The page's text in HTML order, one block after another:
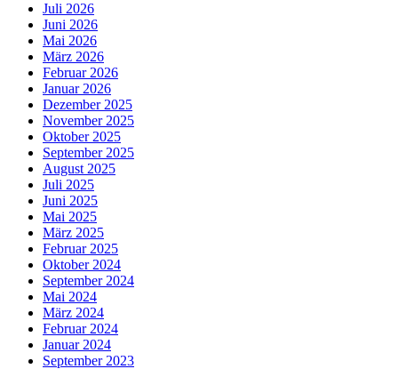
Juli 2026
Juni 2026
Mai 2026
März 2026
Februar 2026
Januar 2026
Dezember 2025
November 2025
Oktober 2025
September 2025
August 2025
Juli 2025
Juni 2025
Mai 2025
März 2025
Februar 2025
Oktober 2024
September 2024
Mai 2024
März 2024
Februar 2024
Januar 2024
September 2023